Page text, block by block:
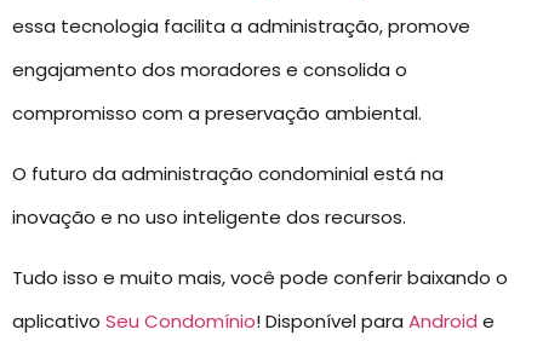
essa tecnologia facilita a administração, promove
engajamento dos moradores e consolida o
compromisso com a preservação ambiental.
O futuro da administração condominial está na
inovação e no uso inteligente dos recursos.
Tudo isso e muito mais, você pode conferir baixando o
aplicativo Seu Condomínio! Disponível para Android e